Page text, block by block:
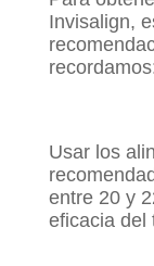
Invisalign,
Usar los
entre 20 y
eficacia del